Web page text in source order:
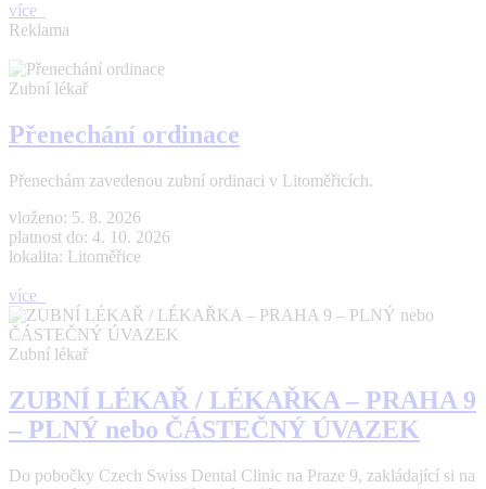
více
Reklama
Zubní lékař
Přenechání ordinace
Přenechám zavedenou zubní ordinaci v Litoměřicích.
vloženo: 5. 8. 2026
platnost do: 4. 10. 2026
lokalita: Litoměřice
více
Zubní lékař
ZUBNÍ LÉKAŘ / LÉKAŘKA – PRAHA 9
– PLNÝ nebo ČÁSTEČNÝ ÚVAZEK
Do pobočky Czech Swiss Dental Clinic na Praze 9, zakládající si na